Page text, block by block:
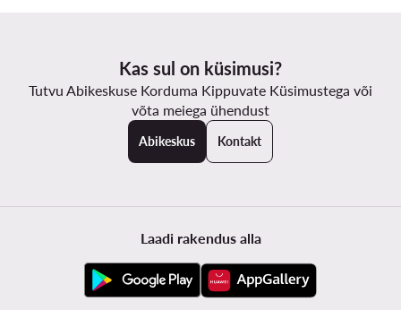
Kas sul on küsimusi?
Tutvu Abikeskuse Korduma Kippuvate Küsimustega või
võta meiega ühendust
Abikeskus Kontakt
Laadi rakendus alla